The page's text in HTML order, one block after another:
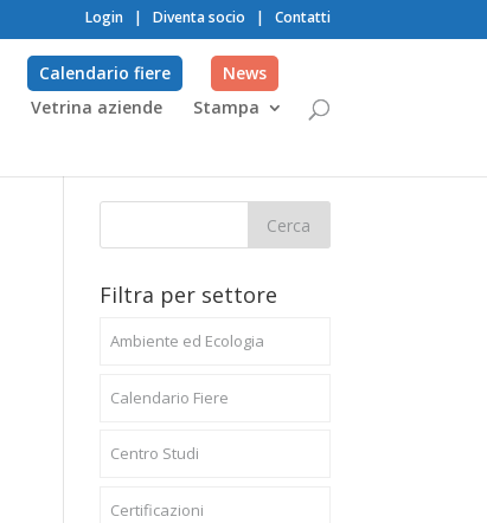
Login | Diventa socio | Contatti
Vetrina aziende Stampa
Calendario fiere News
Filtra per settore
Ambiente ed Ecologia
Calendario Fiere
Centro Studi
Certificazioni